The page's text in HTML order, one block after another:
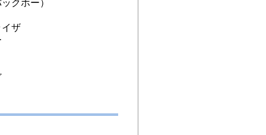
クホー）
ザ